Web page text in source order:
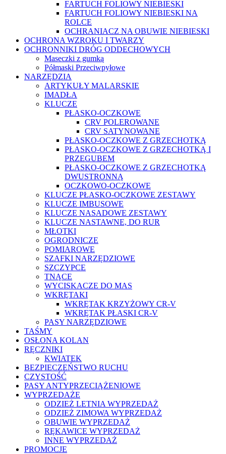
FARTUCH FOLIOWY NIEBIESKI
FARTUCH FOLIOWY NIEBIESKI NA
ROLCE
OCHRANIACZ NA OBUWIE NIEBIESKI
OCHRONA WZROKU I TWARZY
OCHRONNIKI DRÓG ODDECHOWYCH
Maseczki z gumką
Półmaski Przeciwpyłowe
NARZĘDZIA
ARTYKUŁY MALARSKIE
IMADŁA
KLUCZE
PŁASKO-OCZKOWE
CRV POLEROWANE
CRV SATYNOWANE
PŁASKO-OCZKOWE Z GRZECHOTKĄ
PŁASKO-OCZKOWE Z GRZECHOTKĄ I
PRZEGUBEM
PŁASKO-OCZKOWE Z GRZECHOTKĄ
DWUSTRONNĄ
OCZKOWO-OCZKOWE
KLUCZE PŁASKO-OCZKOWE ZESTAWY
KLUCZE IMBUSOWE
KLUCZE NASADOWE ZESTAWY
KLUCZE NASTAWNE, DO RUR
MŁOTKI
OGRODNICZE
POMIAROWE
SZAFKI NARZĘDZIOWE
SZCZYPCE
TNĄCE
WYCISKACZE DO MAS
WKRĘTAKI
WKRĘTAK KRZYŻOWY CR-V
WKRĘTAK PŁASKI CR-V
PASY NARZĘDZIOWE
TAŚMY
OSŁONA KOLAN
RĘCZNIKI
KWIATEK
BEZPIECZEŃSTWO RUCHU
CZYSTOŚĆ
PASY ANTYPRZECIĄŻENIOWE
WYPRZEDAŻE
ODZIEŻ LETNIA WYPRZEDAŻ
ODZIEŻ ZIMOWA WYPRZEDAŻ
OBUWIE WYPRZEDAŻ
RĘKAWICE WYPRZEDAŻ
INNE WYPRZEDAŻ
PROMOCJE